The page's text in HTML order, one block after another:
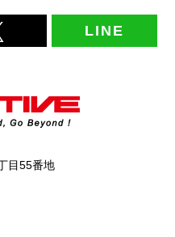
LINE
目55番地